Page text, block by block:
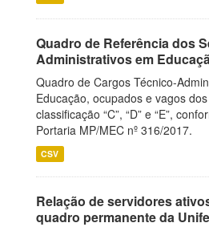
Quadro de Referência dos
Administrativos em
Quadro de Cargos Técnico-
Educação, ocupados e vagos
classificação “C”, “D” e “E”,
Portaria MP/MEC nº 316/2017.
CSV
Relação de servidores
quadro permanente da